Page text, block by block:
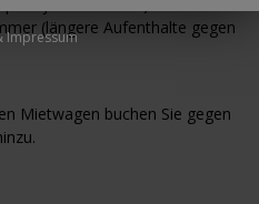
(längere Aufenthalte gegen
Mietwagen buchen Sie gegen
Impressum